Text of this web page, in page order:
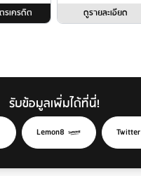
เครดิต ดูรายละเอียด
รับข้อมูลเพิ่มได้ที่นี่!
Lemon8 Twitter